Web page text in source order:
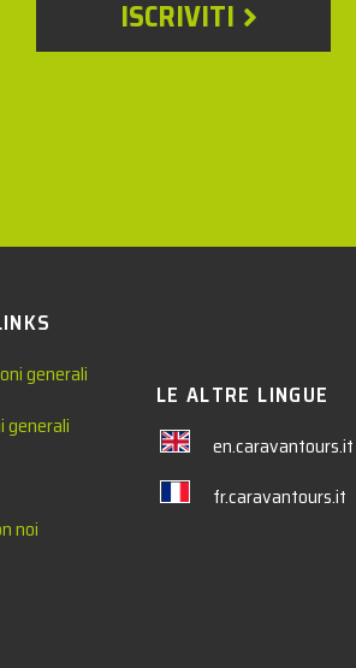
ISCRIVITI
generali
generali
noi
LE ALTRE LINGUE
en.caravantours.it
fr.caravantours.it